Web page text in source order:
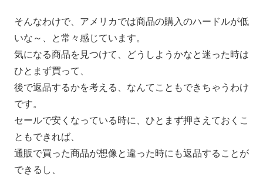
そんなわけで、アメリカでは商品の購入のハードルが低
いな～、と常々感じています。
気になる商品を見つけて、どうしようかなと迷った時は
ひとまず買って、
後で返品するかを考える、なんてこともできちゃうわけ
です。
セールで安くなっている時に、ひとまず押さえておくこ
ともできれば、
通販で買った商品が想像と違った時にも返品することが
できるし、